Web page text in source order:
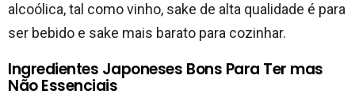
alcoólica, tal como vinho, sake de alta qualidade é para
ser bebido e sake mais barato para cozinhar.
Ingredientes Japoneses Bons Para Ter mas
Não Essenciais